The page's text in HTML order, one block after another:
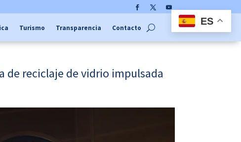
YouTube
Turismo Transparencia Contacto
de reciclaje de vidrio impulsada
ES